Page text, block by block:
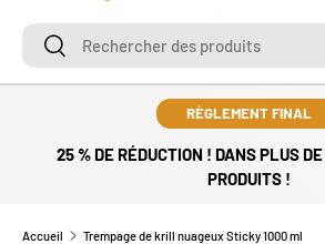
Rechercher
Rechercher
RÈGLEMENT FINAL
25 % DE RÉDUCTION ! DANS PLUS
PRODUITS !
Accueil Trempage de krill nuageux Sticky 1000 ml